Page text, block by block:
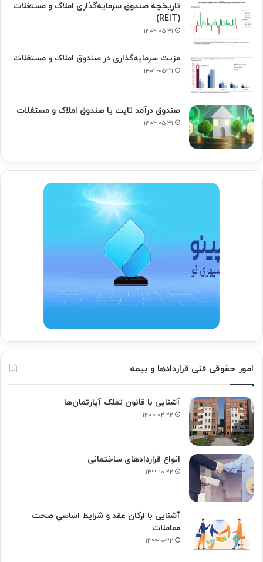
تاریخچه صندوق سرمایه‌گذاری املاک و مستغلات
(REIT)
۱۴۰۲-۰۵-۳۱
مزیت سرمایه‌گذاری در صندوق املاک و مستغلات
۱۴۰۲-۰۵-۳۱
صندوق درآمد ثابت یا صندوق املاک و مستغلات
۱۴۰۲-۰۵-۳۱
امور حقوقی فنی قراردادها و بیمه
آشنایی با قانون تملک آپارتمان‌ها
۱۴۰۰-۰۲-۲۲
انواع قراردادهای ساختمانی
۱۳۹۹-۱۰-۲۲
آشنایی با ارکان عقد و شرايط اساسي صحت
معاملات
۱۳۹۹-۱۰-۲۲